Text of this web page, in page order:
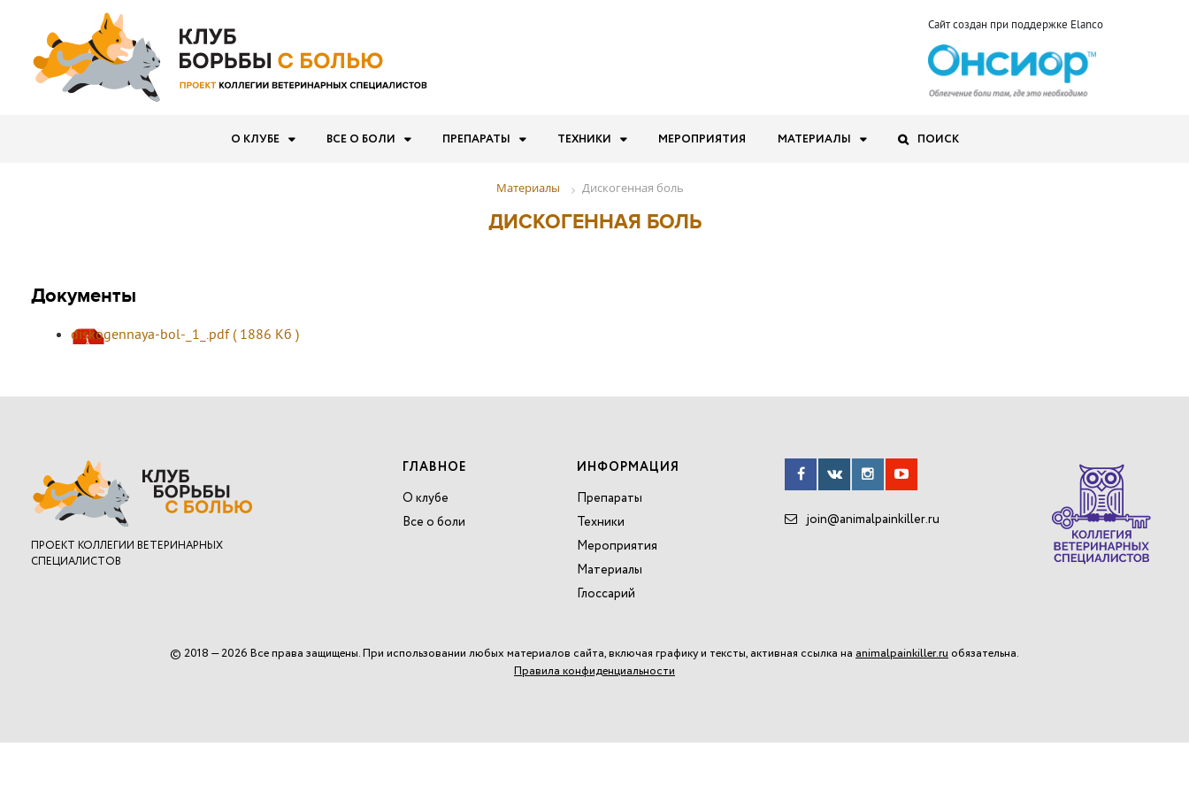
Сайт создан при поддержке Elanco
О КЛУБЕ ВСЕ О БОЛИ ПРЕПАРАТЫ ТЕХНИКИ МЕРОПРИЯТИЯ МАТЕРИАЛЫ ПОИСК
Материалы Дискогенная боль
ДИСКОГЕННАЯ БОЛЬ
Документы
diskogennaya-bol-_1_.pdf ( 1886 Кб )
ПРОЕКТ КОЛЛЕГИИ ВЕТЕРИНАРНЫХ
СПЕЦИАЛИСТОВ
ГЛАВНОЕ
О клубе
Все о боли
ИНФОРМАЦИЯ
Препараты
Техники
Мероприятия
Материалы
Глоссарий
join@animalpainkiller.ru
© 2018 — 2026 Все права защищены. При использовании любых материалов сайта, включая графику и тексты, активная ссылка на animalpainkiller.ru обязательна.
Правила конфиденциальности